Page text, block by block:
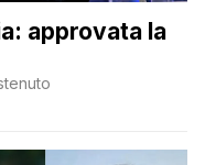
approvata la